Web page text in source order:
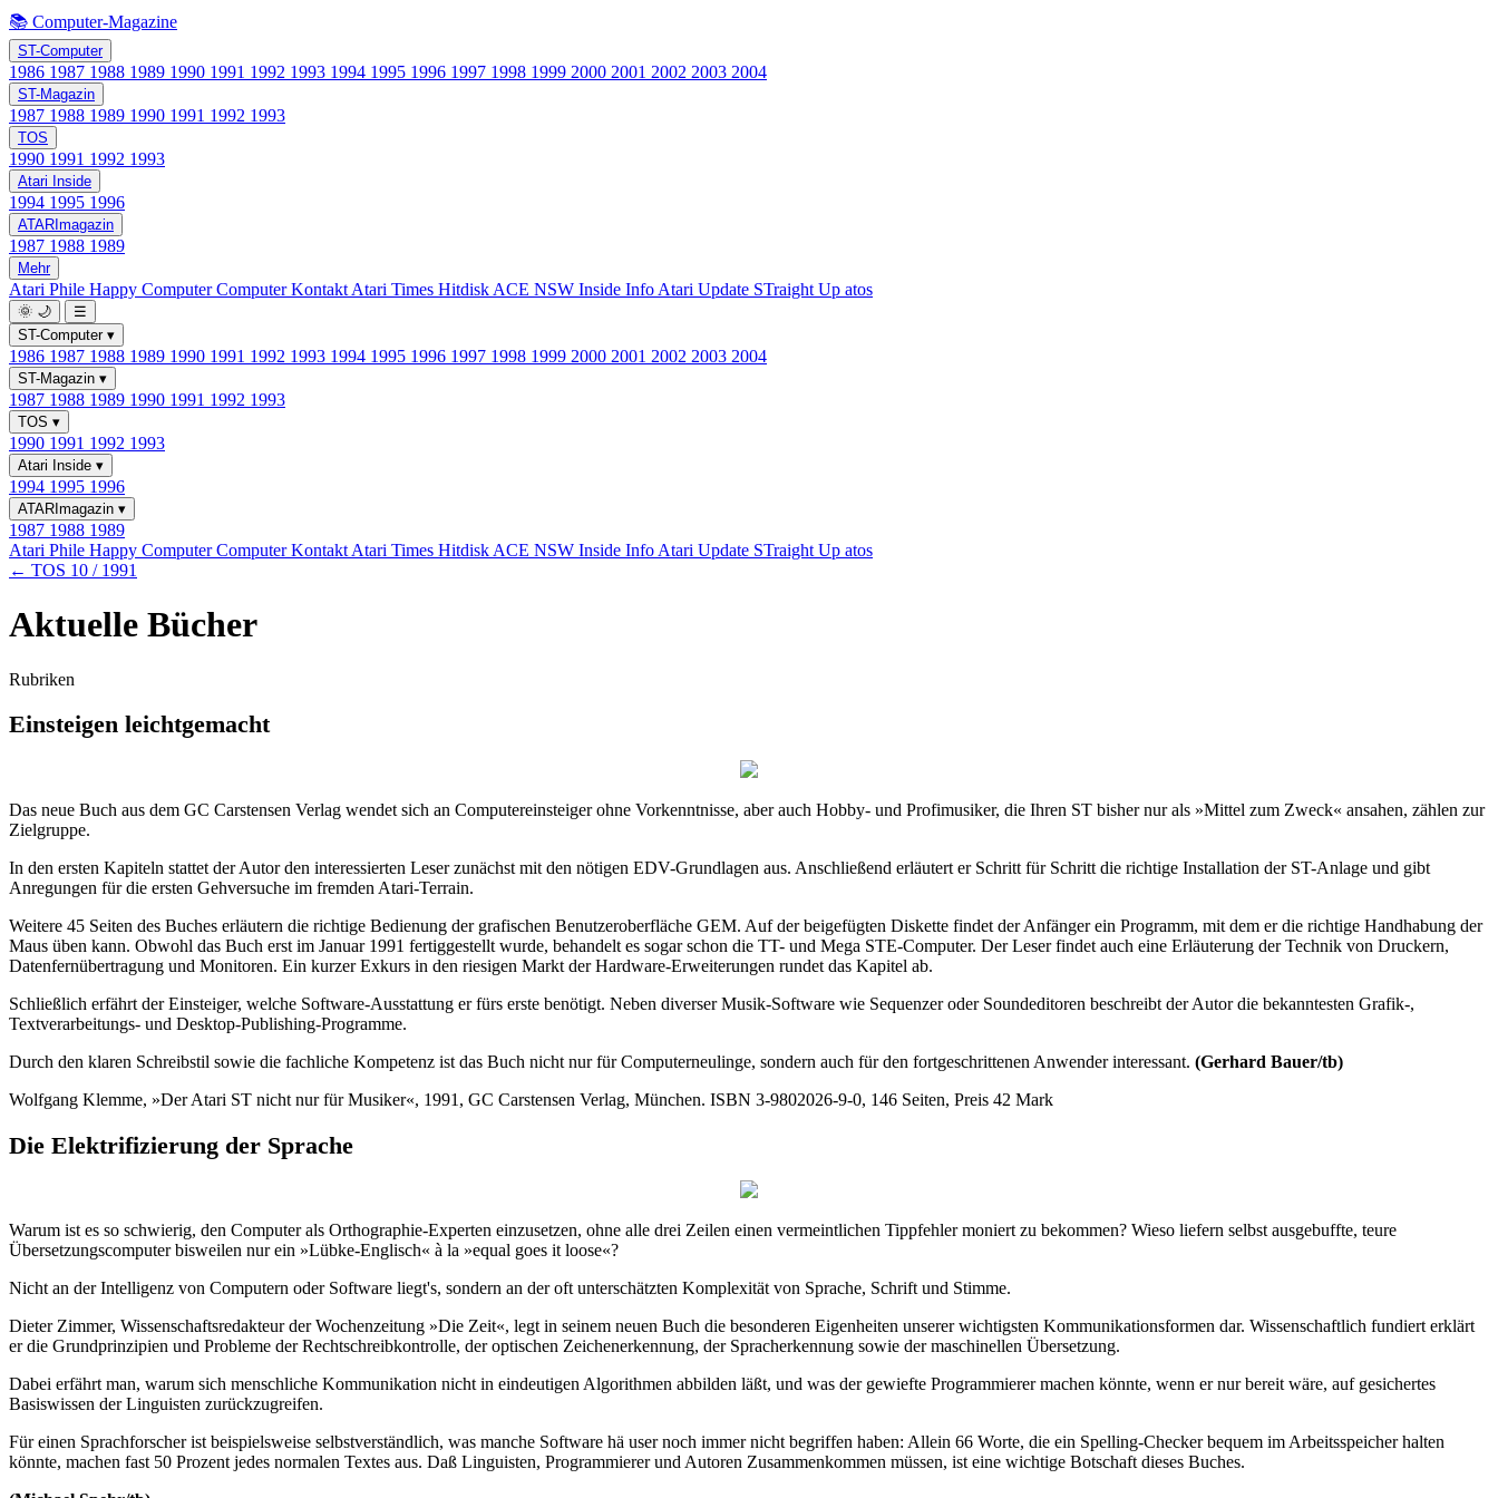
📚 Computer-Magazine
ST-Computer
1986 1987 1988 1989 1990 1991 1992 1993 1994 1995 1996 1997 1998 1999 2000 2001 2002 2003 2004
ST-Magazin
1987 1988 1989 1990 1991 1992 1993
TOS
1990 1991 1992 1993
Atari Inside
1994 1995 1996
ATARImagazin
1987 1988 1989
Mehr
Atari Phile Happy ComputerComputer Kontakt Atari Times Hitdisk ACE NSW Inside Info Atari Update STraight Up atos
🌞 🌙
☰
ST-Computer ▾
1986 1987 1988 1989 1990 1991 1992 1993 1994 1995 1996 1997 1998 1999 2000 2001 2002 2003 2004
ST-Magazin ▾
1987 1988 1989 1990 1991 1992 1993
TOS ▾
1990 1991 1992 1993
Atari Inside ▾
1994 1995 1996
ATARImagazin ▾
1987 1988 1989
Atari Phile Happy ComputerComputer Kontakt Atari Times Hitdisk ACE NSW Inside Info Atari Update STraight Up atos
← TOS 10 / 1991
Aktuelle Bücher
Rubriken
Einsteigen leichtgemacht
Das neue Buch aus dem GC Carstensen Verlag wendet sich an Computereinsteiger ohne Vorkenntnisse, aber auch Hobby- und Profimusiker, die Ihren ST bisher nur als »Mittel zum Zweck« ansahen, zählen zur
Zielgruppe.
In den ersten Kapiteln stattet der Autor den interessierten Leser zunächst mit den nötigen EDV-Grundlagen aus. Anschließend erläutert er Schritt für Schritt die richtige Installation der ST-Anlage und gibt
Anregungen für die ersten Gehversuche im fremden Atari-Terrain.
Weitere 45 Seiten des Buches erläutern die richtige Bedienung der grafischen Benutzeroberfläche GEM. Auf der beigefügten Diskette findet der Anfänger ein Programm, mit dem er die richtige Handhabung der
Maus üben kann. Obwohl das Buch erst im Januar 1991 fertiggestellt wurde, behandelt es sogar schon die TT- und Mega STE-Computer. Der Leser findet auch eine Erläuterung der Technik von Druckern,
Datenfernübertragung und Monitoren. Ein kurzer Exkurs in den riesigen Markt der Hardware-Erweiterungen rundet das Kapitel ab.
Schließlich erfährt der Einsteiger, welche Software-Ausstattung er fürs erste benötigt. Neben diverser Musik-Software wie Sequenzer oder Soundeditoren beschreibt der Autor die bekanntesten Grafik-,
Textverarbeitungs- und Desktop-Publishing-Programme.
Durch den klaren Schreibstil sowie die fachliche Kompetenz ist das Buch nicht nur für Computerneulinge, sondern auch für den fortgeschrittenen Anwender interessant. (Gerhard Bauer/tb)
Wolfgang Klemme, »Der Atari ST nicht nur für Musiker«, 1991, GC Carstensen Verlag, München. ISBN 3-9802026-9-0, 146 Seiten, Preis 42 Mark
Die Elektrifizierung der Sprache
Warum ist es so schwierig, den Computer als Orthographie-Experten einzusetzen, ohne alle drei Zeilen einen vermeintlichen Tippfehler moniert zu bekommen? Wieso liefern selbst ausgebuffte, teure
Übersetzungscomputer bisweilen nur ein »Lübke-Englisch« à la »equal goes it loose«?
Nicht an der Intelligenz von Computern oder Software liegt's, sondern an der oft unterschätzten Komplexität von Sprache, Schrift und Stimme.
Dieter Zimmer, Wissenschaftsredakteur der Wochenzeitung »Die Zeit«, legt in seinem neuen Buch die besonderen Eigenheiten unserer wichtigsten Kommunikationsformen dar. Wissenschaftlich fundiert erklärt
er die Grundprinzipien und Probleme der Rechtschreibkontrolle, der optischen Zeichenerkennung, der Spracherkennung sowie der maschinellen Übersetzung.
Dabei erfährt man, warum sich menschliche Kommunikation nicht in eindeutigen Algorithmen abbilden läßt, und was der gewiefte Programmierer machen könnte, wenn er nur bereit wäre, auf gesichertes
Basiswissen der Linguisten zurückzugreifen.
Für einen Sprachforscher ist beispielsweise selbstverständlich, was manche Software hä user noch immer nicht begriffen haben: Allein 66 Worte, die ein Spelling-Checker bequem im Arbeitsspeicher halten
könnte, machen fast 50 Prozent jedes normalen Textes aus. Daß Linguisten, Programmierer und Autoren Zusammenkommen müssen, ist eine wichtige Botschaft dieses Buches.